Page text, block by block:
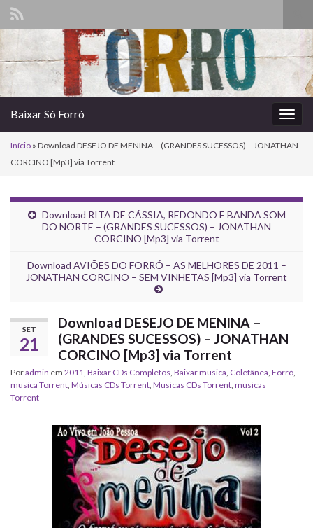
Search for:
Baixar Só Forró
Início » Download DESEJO DE MENINA – (GRANDES SUCESSOS) – JONATHAN
CORCINO [Mp3] via Torrent
Download RITA DE CÁSSIA, REDONDO E BANDA SOM
DO NORTE – (GRANDES SUCESSOS) – JONATHAN
CORCINO [Mp3] via Torrent
Download AVIÕES DO FORRÓ – AS MELHORES DE 2011 –
JONATHAN CORCINO – SEM VINHETAS [Mp3] via Torrent
SET
21
Download DESEJO DE MENINA –
(GRANDES SUCESSOS) – JONATHAN
CORCINO [Mp3] via Torrent
Poradmin em 2011 Baixar CDs Completos Baixar musica Coletânea Forró
musica Torrent ‎Músicas CDs Torrent ‎Musicas CDs Torrent musicas
Torrent